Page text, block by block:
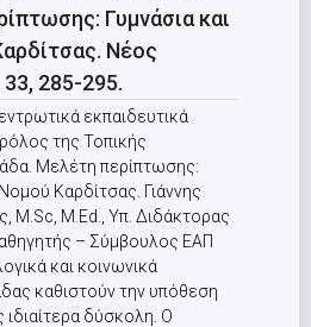
Γυμνάσια και
Νέος
285-295.
εκπαιδευτικά
της Τοπικής
Μελέτη περίπτωσης:
Καρδίτσας. Γιάννης
M.Sc, M.Εd., Υπ. Διδάκτορας
– Σύμβουλος ΕΑΠ
και κοινωνικά
καθιστούν την υπόθεση
ιδιαίτερα δύσκολη. Ο